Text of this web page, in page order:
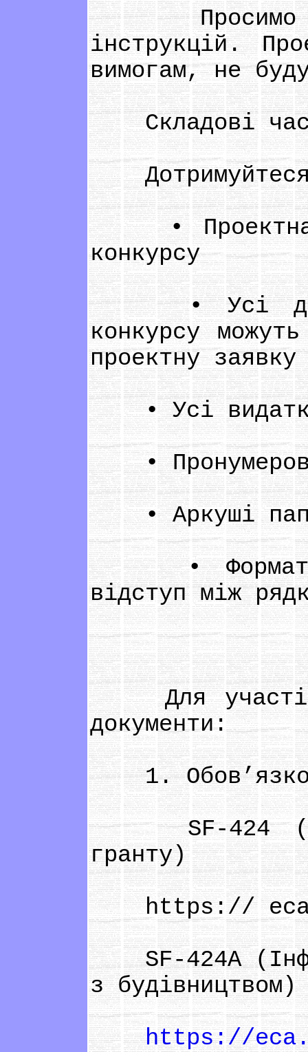
Просимо
інструкцій.
вимогам, не
Складові
Дотримуйтеся
• Проектна
конкурсу
• Усі
конкурсу
проектну
• Усі видатки
•
• Аркуші
•
відступ між
Для участі в
документи:
1.
SF-424
гранту)
https://
SF-424A
з будівництвом)
https://